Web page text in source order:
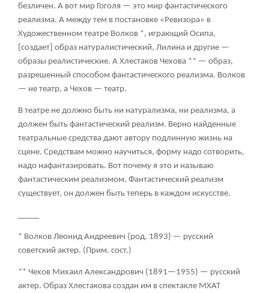
безличен. А вот мир Гоголя — это мир фантастического
реализма. А между тем в постановке «Ревизора» в
Художественном театре Волков *, играющий Осипа,
[создает] образ натуралистический, Лилина и другие —
образы реалистические. А Хлестаков Чехова ** — образ,
разрешенный способом фантастического реализма. Волков
— не театр, а Чехов — театр.
В театре не должно быть ни натурализма, ни реализма, а
должен быть фантастический реализм. Верно найденные
театральные средства дают автору подлинную жизнь на
сцене. Средствам можно научиться, форму надо сотворить,
надо нафантазировать. Вот почему я это и называю
фантастическим реализмом. Фантастический реализм
существует, он должен быть теперь в каждом искусстве.
* Волков Леонид Андреевич (род. 1893) — русский
советский актер. (Прим. сост.)
** Чехов Михаил Александрович (1891—1955) — русский
актер. Образ Хлестакова создан им в спектакле МХАТ